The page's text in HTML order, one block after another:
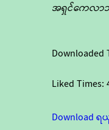
အရှင်ကေလာ
Downloaded
Liked Times:
Download